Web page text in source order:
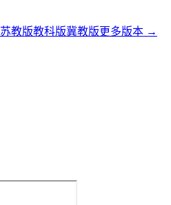
苏教版教科版冀教版更多版本 →